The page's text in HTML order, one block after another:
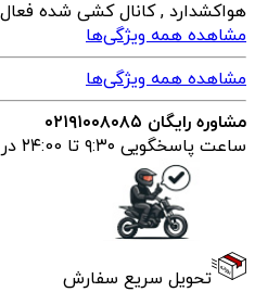
هواکشدارد , کانال کشی شده فعال
مشاهده همه ویژگی‌ها
مشاهده همه ویژگی‌ها
مشاوره رایگان ۰۲۱۹۱۰۰۸۰۸۵
ساعت پاسخگویی ۹:۳۰ تا ۲۴:00 در روزهای تعطیل ۱۵:00 تا ۲۰:00
تحویل سریع سفارش